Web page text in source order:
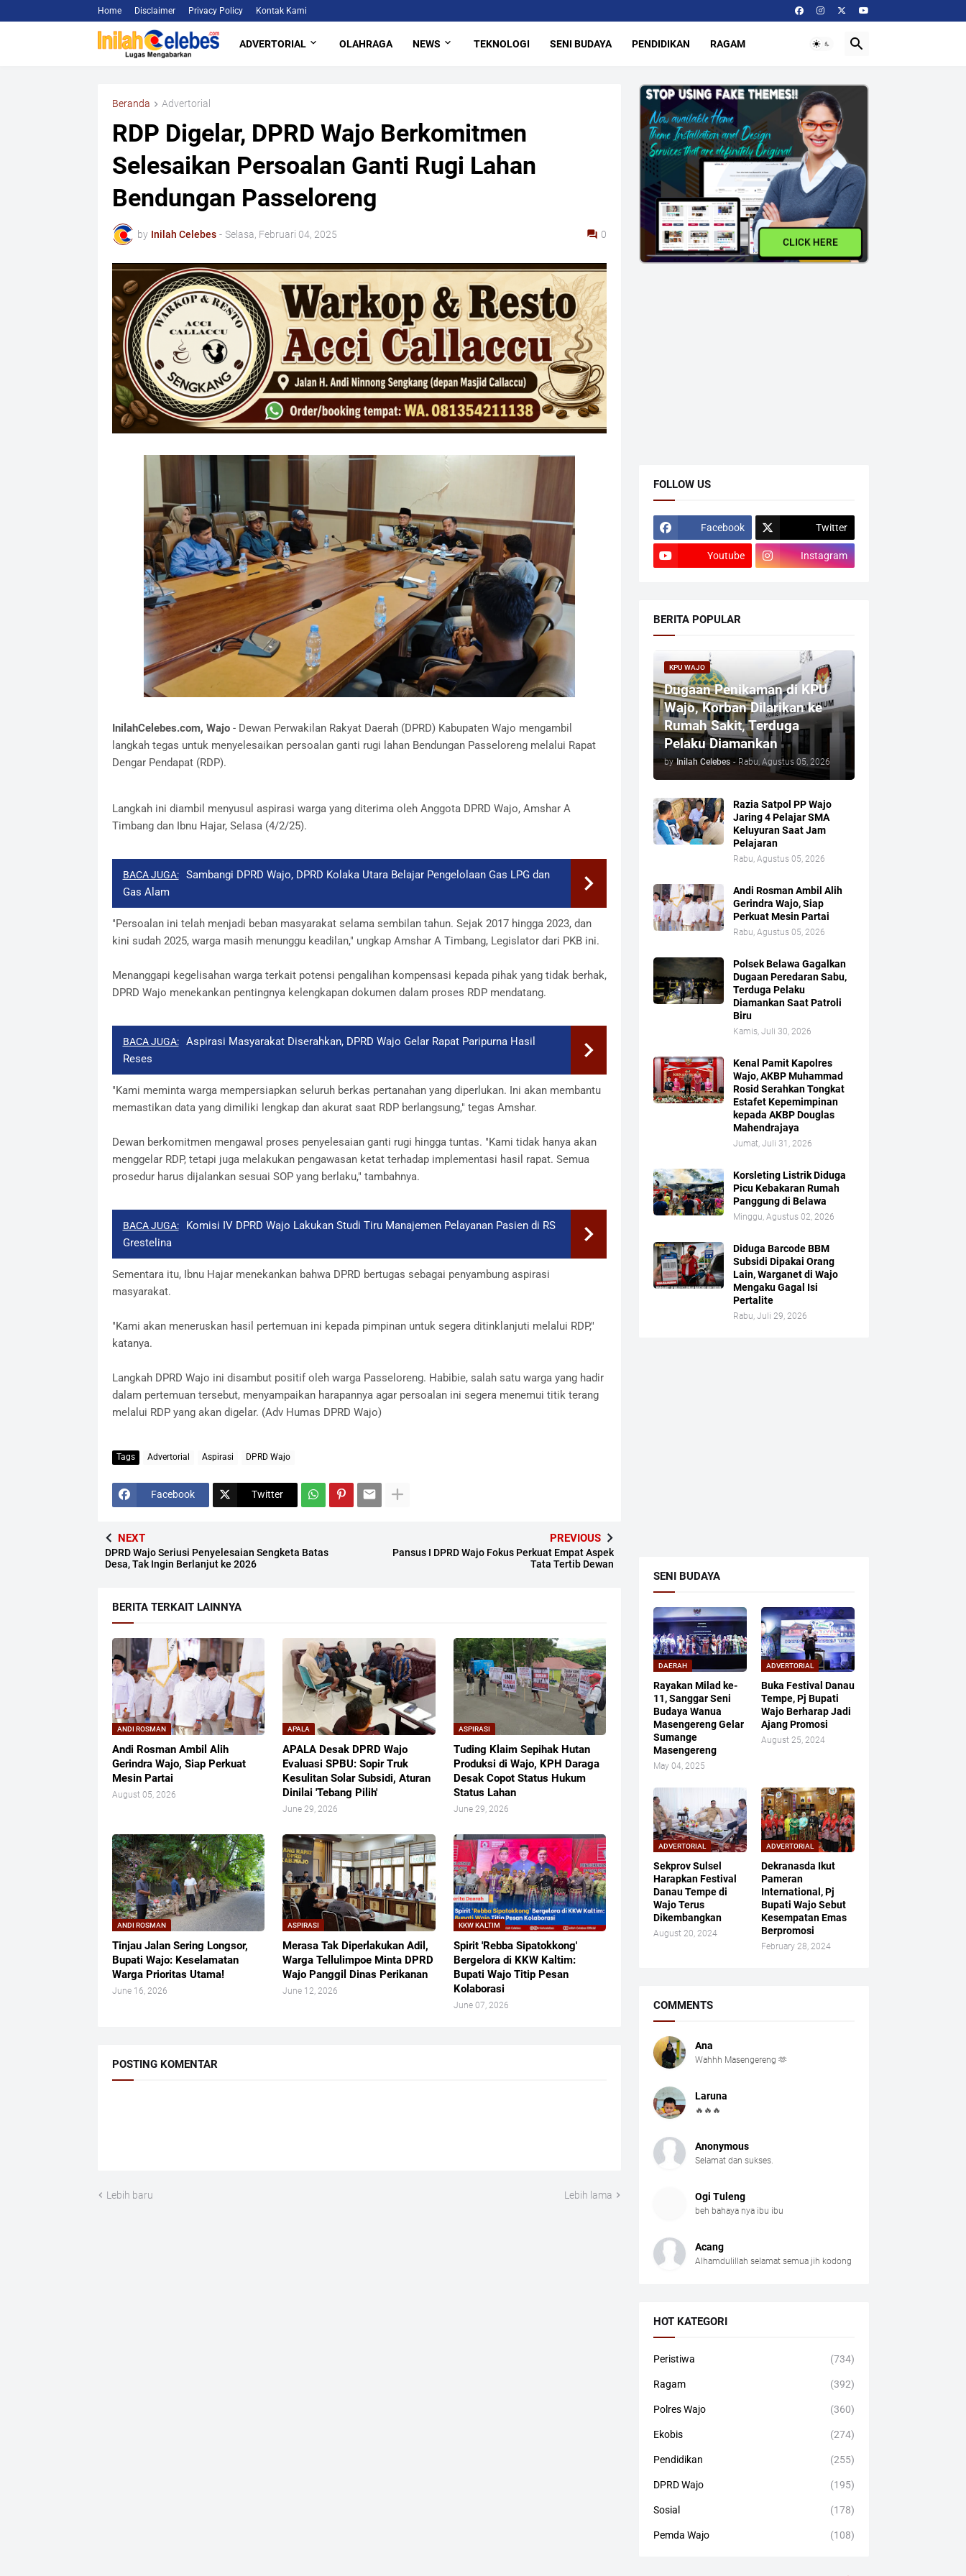
Home Disclaimer Privacy Policy Kontak Kami
ADVERTORIAL OLAHRAGA NEWS TEKNOLOGI SENI BUDAYA PENDIDIKAN RAGAM
Beranda Advertorial
RDP Digelar, DPRD Wajo Berkomitmen
Selesaikan Persoalan Ganti Rugi Lahan
Bendungan Passeloreng
by Inilah Celebes - Selasa, Februari 04, 2025 0
InilahCelebes.com, Wajo- Dewan Perwakilan Rakyat Daerah (DPRD) Kabupaten Wajo mengambil
langkah tegas untuk menyelesaikan persoalan ganti rugi lahan Bendungan Passeloreng melalui Rapat
Dengar Pendapat (RDP).
Langkah ini diambil menyusul aspirasi warga yang diterima oleh Anggota DPRD Wajo, Amshar A
Timbang dan Ibnu Hajar, Selasa (4/2/25).
BACA JUGA:
Sambangi DPRD Wajo, DPRD Kolaka Utara Belajar Pengelolaan Gas LPG dan
Gas Alam
"Persoalan ini telah menjadi beban masyarakat selama sembilan tahun. Sejak 2017 hingga 2023, dan
kini sudah 2025, warga masih menunggu keadilan," ungkap Amshar A Timbang, Legislator dari PKB ini.
Menanggapi kegelisahan warga terkait potensi pengalihan kompensasi kepada pihak yang tidak berhak,
DPRD Wajo menekankan pentingnya kelengkapan dokumen dalam proses RDP mendatang.
BACA JUGA:
Aspirasi Masyarakat Diserahkan, DPRD Wajo Gelar Rapat Paripurna Hasil
Reses
"Kami meminta warga mempersiapkan seluruh berkas pertanahan yang diperlukan. Ini akan membantu
memastikan data yang dimiliki lengkap dan akurat saat RDP berlangsung," tegas Amshar.
Dewan berkomitmen mengawal proses penyelesaian ganti rugi hingga tuntas. "Kami tidak hanya akan
menggelar RDP, tetapi juga melakukan pengawasan ketat terhadap implementasi hasil rapat. Semua
prosedur harus dijalankan sesuai SOP yang berlaku," tambahnya.
BACA JUGA:
Komisi IV DPRD Wajo Lakukan Studi Tiru Manajemen Pelayanan Pasien di RS
Grestelina
Sementara itu, Ibnu Hajar menekankan bahwa DPRD bertugas sebagai penyambung aspirasi
masyarakat.
"Kami akan meneruskan hasil pertemuan ini kepada pimpinan untuk segera ditinklanjuti melalui RDP,"
katanya.
Langkah DPRD Wajo ini disambut positif oleh warga Passeloreng. Habibie, salah satu warga yang hadir
dalam pertemuan tersebut, menyampaikan harapannya agar persoalan ini segera menemui titik terang
melalui RDP yang akan digelar. (Adv Humas DPRD Wajo)
Tags Advertorial Aspirasi DPRD Wajo
Facebook Twitter
NEXT
DPRD Wajo Seriusi Penyelesaian Sengketa Batas
Desa, Tak Ingin Berlanjut ke 2026
PREVIOUS
Pansus I DPRD Wajo Fokus Perkuat Empat Aspek
Tata Tertib Dewan
BERITA TERKAIT LAINNYA
ANDI ROSMAN
Andi Rosman Ambil Alih
Gerindra Wajo, Siap Perkuat
Mesin Partai
August 05, 2026
APALA
APALA Desak DPRD Wajo
Evaluasi SPBU: Sopir Truk
Kesulitan Solar Subsidi, Aturan
Dinilai 'Tebang Pilih'
June 29, 2026
ASPIRASI
Tuding Klaim Sepihak Hutan
Produksi di Wajo, KPH Daraga
Desak Copot Status Hukum
Status Lahan
June 29, 2026
ANDI ROSMAN
Tinjau Jalan Sering Longsor,
Bupati Wajo: Keselamatan
Warga Prioritas Utama!
June 16, 2026
ASPIRASI
Merasa Tak Diperlakukan Adil,
Warga Tellulimpoe Minta DPRD
Wajo Panggil Dinas Perikanan
June 12, 2026
KKW KALTIM
​Spirit 'Rebba Sipatokkong'
Bergelora di KKW Kaltim:
Bupati Wajo Titip Pesan
Kolaborasi
June 07, 2026
POSTING KOMENTAR
Lebih baru Lebih lama
CLICK HERE
FOLLOW US
Facebook Twitter
Youtube Instagram
BERITA POPULAR
KPU WAJO
Dugaan Penikaman di KPU
Wajo, Korban Dilarikan ke
Rumah Sakit, Terduga
Pelaku Diamankan
by Inilah Celebes - Rabu, Agustus 05, 2026
Razia Satpol PP Wajo
Jaring 4 Pelajar SMA
Keluyuran Saat Jam
Pelajaran
Rabu, Agustus 05, 2026
Andi Rosman Ambil Alih
Gerindra Wajo, Siap
Perkuat Mesin Partai
Rabu, Agustus 05, 2026
Polsek Belawa Gagalkan
Dugaan Peredaran Sabu,
Terduga Pelaku
Diamankan Saat Patroli
Biru
Kamis, Juli 30, 2026
Kenal Pamit Kapolres
Wajo, AKBP Muhammad
Rosid Serahkan Tongkat
Estafet Kepemimpinan
kepada AKBP Douglas
Mahendrajaya
Jumat, Juli 31, 2026
Korsleting Listrik Diduga
Picu Kebakaran Rumah
Panggung di Belawa
Minggu, Agustus 02, 2026
Diduga Barcode BBM
Subsidi Dipakai Orang
Lain, Warganet di Wajo
Mengaku Gagal Isi
Pertalite
Rabu, Juli 29, 2026
SENI BUDAYA
DAERAH
Rayakan Milad ke-
11, Sanggar Seni
Budaya Wanua
Masengereng Gelar
Sumange
Masengereng
May 04, 2025
ADVERTORIAL
Buka Festival Danau
Tempe, Pj Bupati
Wajo Berharap Jadi
Ajang Promosi
August 25, 2024
ADVERTORIAL
Sekprov Sulsel
Harapkan Festival
Danau Tempe di
Wajo Terus
Dikembangkan
August 20, 2024
ADVERTORIAL
Dekranasda Ikut
Pameran
International, Pj
Bupati Wajo Sebut
Kesempatan Emas
Berpromosi
February 28, 2024
COMMENTS
Ana
Wahhh Masengereng 🫶
Laruna
🔥🔥🔥
Anonymous
Selamat dan sukses.
Ogi Tuleng
beh bahaya nya ibu ibu
Acang
Alhamdulillah selamat semua jih kodong
HOT KATEGORI
Peristiwa (734)
Ragam (392)
Polres Wajo (360)
Ekobis (274)
Pendidikan (255)
DPRD Wajo (195)
Sosial (178)
Pemda Wajo (108)